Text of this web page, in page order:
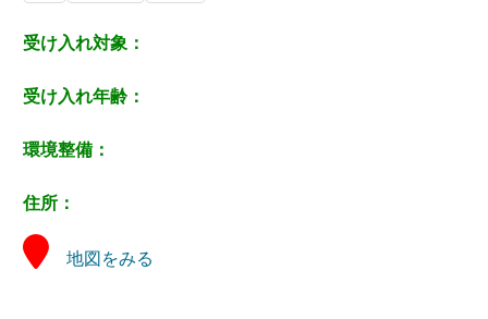
受け入れ対象：
受け入れ年齢：
環境整備：
住所：
地図をみる